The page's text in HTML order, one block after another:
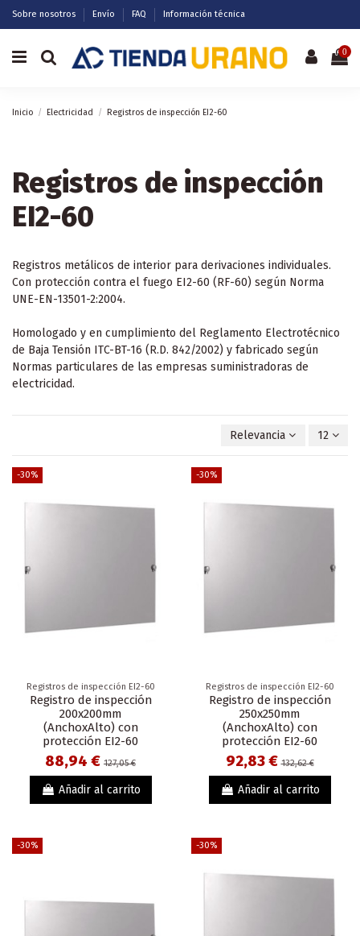
Sobre nosotros Envío FAQ Información técnica
0
Inicio Electricidad Registros de inspección EI2-60
Registros de inspección
EI2-60
Registros metálicos de interior para derivaciones individuales.
Con protección contra el fuego EI2-60 (RF-60) según Norma
UNE-EN-13501-2:2004.
Homologado y en cumplimiento del Reglamento Electrotécnico
de Baja Tensión ITC-BT-16 (R.D. 842/2002) y fabricado según
Normas particulares de las empresas suministradoras de
electricidad.
Relevancia 12
-30%
Registros de inspección EI2-60
Registro de inspección
200x200mm
(AnchoxAlto) con
protección EI2-60
88,94 € 127,05 €
Añadir al carrito
-30%
Registros de inspección EI2-60
Registro de inspección
250x250mm
(AnchoxAlto) con
protección EI2-60
92,83 €132,62 €
Añadir al carrito
-30% -30%